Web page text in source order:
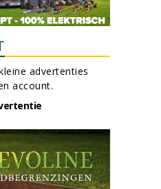
advertenties
account.